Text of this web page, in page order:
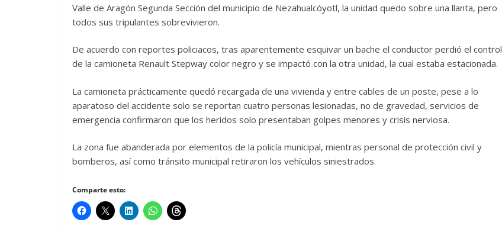
Valle de Aragón Segunda Sección del municipio de Nezahualcóyotl, la unidad quedo sobre una llanta, pero
todos sus tripulantes sobrevivieron.
De acuerdo con reportes policiacos, tras aparentemente esquivar un bache el conductor perdió el control
de la camioneta Renault Stepway color negro y se impactó con la otra unidad, la cual estaba estacionada.
La camioneta prácticamente quedó recargada de una vivienda y entre cables de un poste, pese a lo
aparatoso del accidente solo se reportan cuatro personas lesionadas, no de gravedad, servicios de
emergencia confirmaron que los heridos solo presentaban golpes menores y crisis nerviosa.
La zona fue abanderada por elementos de la policía municipal, mientras personal de protección civil y
bomberos, así como tránsito municipal retiraron los vehículos siniestrados.
Comparte esto: